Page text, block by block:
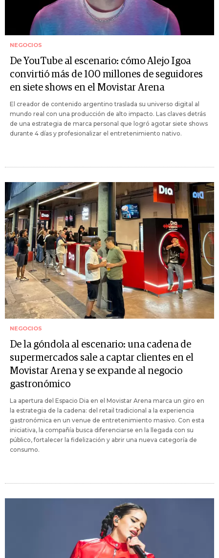
NEGOCIOS
De YouTube al escenario: cómo Alejo Igoa
convirtió más de 100 millones de seguidores
en siete shows en el Movistar Arena
El creador de contenido argentino traslada su universo digital al
mundo real con una producción de alto impacto. Las claves detrás
de una estrategia de marca personal que logró agotar siete shows
durante 4 días y profesionalizar el entretenimiento nativo.
NEGOCIOS
De la góndola al escenario: una cadena de
supermercados sale a captar clientes en el
Movistar Arena y se expande al negocio
gastronómico
La apertura del Espacio Dia en el Movistar Arena marca un giro en
la estrategia de la cadena: del retail tradicional a la experiencia
gastronómica en un venue de entretenimiento masivo. Con esta
iniciativa, la compañía busca diferenciarse en la llegada con su
público, fortalecer la fidelización y abrir una nueva categoría de
consumo.